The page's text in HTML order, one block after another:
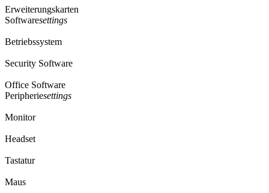
Erweiterungskarten
Softwaresettings
Betriebssystem
Security Software
Office Software
Peripheriesettings
Monitor
Headset
Tastatur
Maus